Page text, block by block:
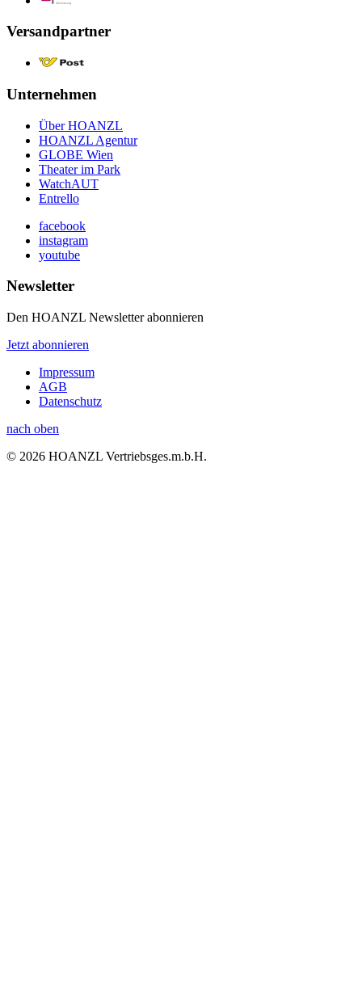
Versandpartner
Unternehmen
Über HOANZL
HOANZL Agentur
GLOBE Wien
Theater im Park
WatchAUT
Entrello
facebook
instagram
youtube
Newsletter
Den HOANZL Newsletter abonnieren
Jetzt abonnieren
Impressum
AGB
Datenschutz
nach oben
© 2026 HOANZL Vertriebsges.m.b.H.